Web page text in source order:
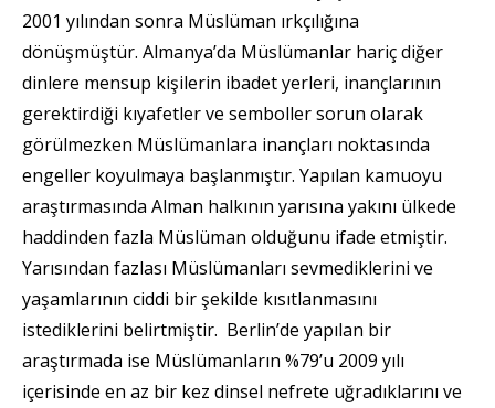
2001 yılından sonra Müslüman ırkçılığına
dönüşmüştür. Almanya’da Müslümanlar hariç diğer
dinlere mensup kişilerin ibadet yerleri, inançlarının
gerektirdiği kıyafetler ve semboller sorun olarak
görülmezken Müslümanlara inançları noktasında
engeller koyulmaya başlanmıştır. Yapılan kamuoyu
araştırmasında Alman halkının yarısına yakını ülkede
haddinden fazla Müslüman olduğunu ifade etmiştir.
Yarısından fazlası Müslümanları sevmediklerini ve
yaşamlarının ciddi bir şekilde kısıtlanmasını
istediklerini belirtmiştir. Berlin’de yapılan bir
araştırmada ise Müslümanların %79’u 2009 yılı
içerisinde en az bir kez dinsel nefrete uğradıklarını ve